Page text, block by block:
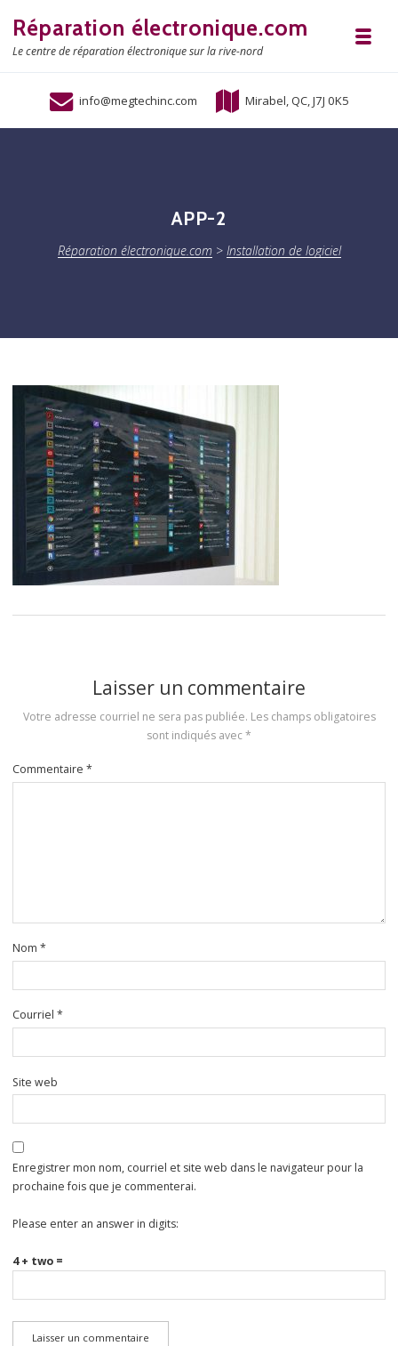
Réparation électronique.com
Le centre de réparation électronique sur la rive-nord
info@megtechinc.com Mirabel, QC, J7J 0K5
APP-2
Réparation électronique.com > Installation de logiciel
Laisser un commentaire
Votre adresse courriel ne sera pas publiée. Les champs obligatoires
sont indiqués avec*
Commentaire *
Nom *
Courriel *
Site web
Enregistrer mon nom, courriel et site web dans le navigateur pour la
prochaine fois que je commenterai.
Please enter an answer in digits:
4 + two =